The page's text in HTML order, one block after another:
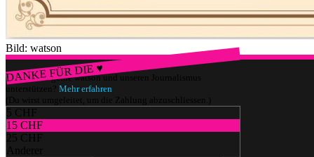
Bild: watson
DANKE FÜR DIE ♥
Würdest du gerne watson und unseren Journalismus
unterstützen? Mehr erfahren
(Du wirst umgeleitet, um die Zahlung abzuschliessen.)
5 CHF
15 CHF
25 CHF
Anderer